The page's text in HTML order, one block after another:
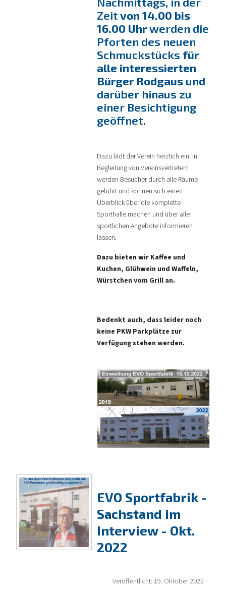
Zeitvon 14.00 bis
16.00 Uhrwerden die
Pforten des neuen
Schmuckstücks für
alle interessierten
Bürger Rodgaus und
darüber hinaus zu
einer Besichtigung
geöffnet.
Dazu lädt der Verein herzlich ein. In
Begleitung von Vereinsvertretern
werden Besucher durch alle Räume
geführt und können sich einen
Überblick über die komplette
Sporthalle machen und über alle
sportlichen Angebote informieren
lassen.
Dazu bieten wir Kaffee und
Kuchen, Glühwein und Waffeln,
Würstchen vom Grill an.
Bedenkt auch, dass leider noch
keine PKW Parkplätze zur
Verfügung stehen werden.
EVO Sportfabrik -
Sachstand im
Interview - Okt.
2022
Veröffentlicht: 19. Oktober 2022